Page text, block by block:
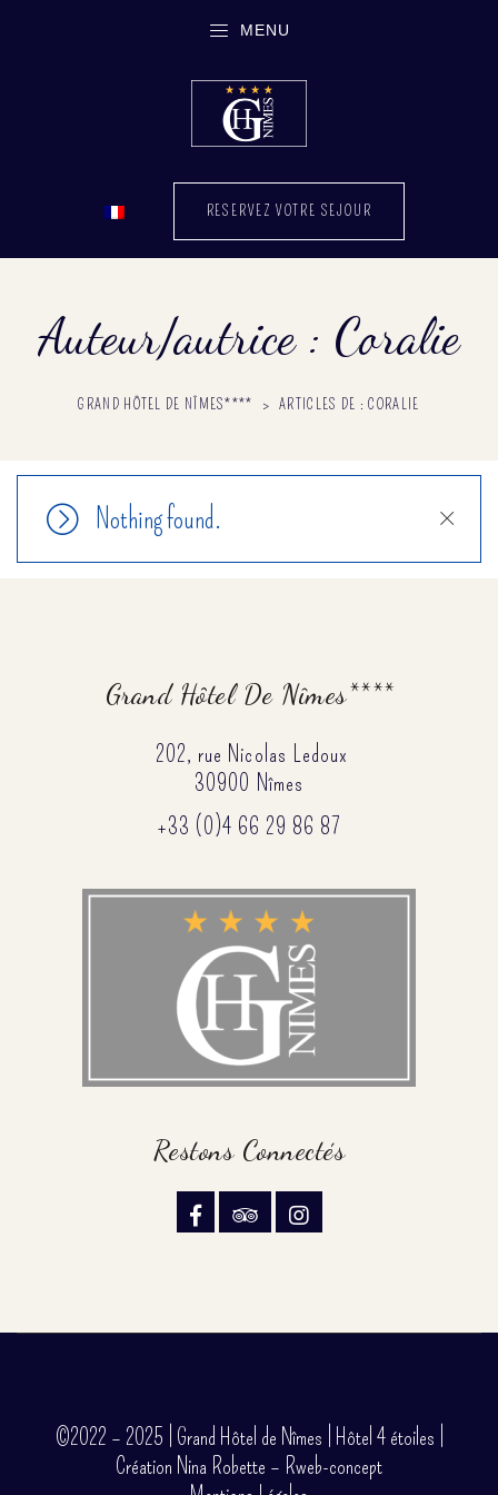
MENU
RESERVEZ VOTRE SEJOUR
Auteur/autrice : Coralie
GRAND HÔTEL DE NÎMES**** > ARTICLES DE : CORALIE
Close
Nothing found.
Grand Hôtel De Nîmes****
202, rue Nicolas Ledoux
30900 Nîmes
+33 (0)4 66 29 86 87
Restons Connectés
©2022 – 2025 | Grand Hôtel de Nîmes | Hôtel 4 étoiles |
Création Nina Robette – Rweb-concept